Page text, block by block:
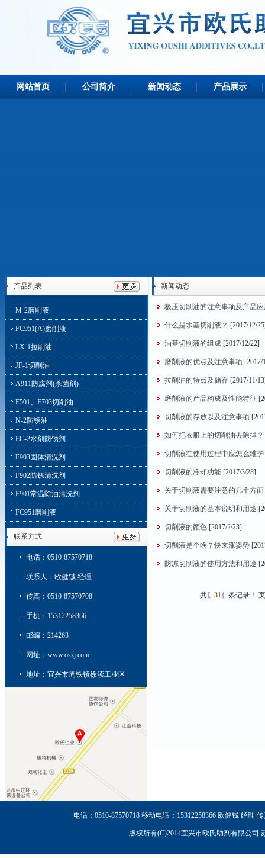
网站首页 公司简介 新闻动态 产品展示
产品列表
M-2磨削液
FC951(A)磨削液
LX-1拉削油
JF-1切削油
A911防腐剂(杀菌剂)
F501、F703切削油
N-2防锈油
EC-2水剂防锈剂
F903固体清洗剂
F902防锈清洗剂
F901常温除油清洗剂
FC951磨削液
联系方式
电话：0510-87570718
联系人：欧健铖 经理
传真：0510-87570708
手机：15312258366
邮编：214263
网址：www.oszj.com
地址：宜兴市周铁镇徐渎工业区
新闻动态
极压切削油的注意事项及产品应
什么是水基切削液？ [2017/12/
油基切削液的组成[2017/12/22]
磨削液的优点及注意事项 [2017/
拉削油的特点及储存[2017/11/
磨削液的产品构成及性能特征
切削液的存放以及注意事项
如何把衣服上的切削油去除掉？
切削液在使用过程中应怎么维护
切削液的冷却功能[2017/3/28]
关于切削液需要注意的几个方面
关于切削液的基本说明和用途
切削液的颜色[2017/2/23]
切削液是个啥？快来涨姿势
防冻切削液的使用方法和用途
共〖 31〗条记录！
电话：0510-87570718 移动电话：15312258366 欧健铖 经理
版权所有(C)2014宜兴市欧氏助剂有限公司